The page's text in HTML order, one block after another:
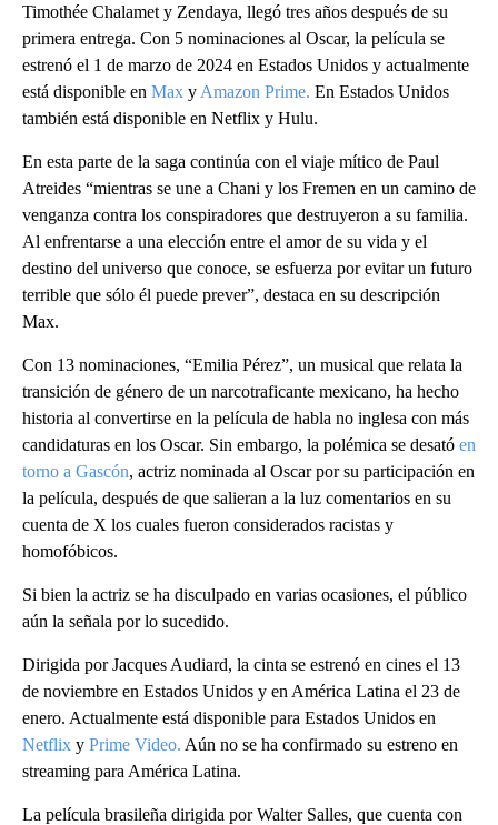
Timothée Chalamet y Zendaya, llegó tres años después de su
primera entrega. Con 5 nominaciones al Oscar, la película se
estrenó el 1 de marzo de 2024 en Estados Unidos y actualmente
está disponible en Max y Amazon Prime. En Estados Unidos
también está disponible en Netflix y Hulu.
En esta parte de la saga continúa con el viaje mítico de Paul
Atreides “mientras se une a Chani y los Fremen en un camino de
venganza contra los conspiradores que destruyeron a su familia.
Al enfrentarse a una elección entre el amor de su vida y el
destino del universo que conoce, se esfuerza por evitar un futuro
terrible que sólo él puede prever”, destaca en su descripción
Max.
Con 13 nominaciones, “Emilia Pérez”, un musical que relata la
transición de género de un narcotraficante mexicano, ha hecho
historia al convertirse en la película de habla no inglesa con más
candidaturas en los Oscar. Sin embargo, la polémica se desató en
torno a Gascón, actriz nominada al Oscar por su participación en
la película, después de que salieran a la luz comentarios en su
cuenta de X los cuales fueron considerados racistas y
homofóbicos.
Si bien la actriz se ha disculpado en varias ocasiones, el público
aún la señala por lo sucedido.
Dirigida por Jacques Audiard, la cinta se estrenó en cines el 13
de noviembre en Estados Unidos y en América Latina el 23 de
enero. Actualmente está disponible para Estados Unidos en
Netflix y Prime Video. Aún no se ha confirmado su estreno en
streaming para América Latina.
La película brasileña dirigida por Walter Salles, que cuenta con